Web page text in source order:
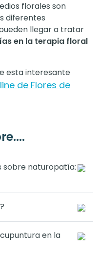
florales son
diferentes
llegar a tratar
en la terapia floral
esta interesante
de Flores de
sobre naturopatía:
en la